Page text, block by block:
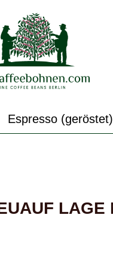
Espresso (geröstet)
LAGE